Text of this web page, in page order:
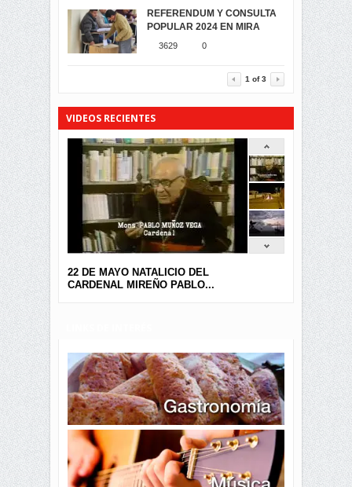
REFERENDUM Y CONSULTA
POPULAR 2024 EN MIRA
3629 0
TRIUNFO DE...
MIRA.EC FUE
GALARDONADA
1 of3
VIDEOS RECIENTES
22 DE MAYO NATALICIO DEL
CARDENAL MIREÑO PABLO...